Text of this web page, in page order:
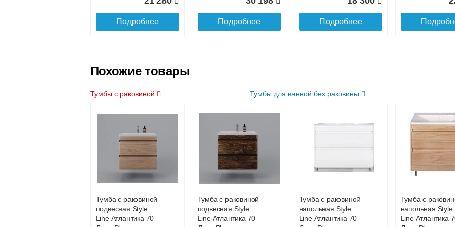
Подробнее Подробнее Подробнее
Раковина
мебельная Style
Line ESTETUS
Даллас 1500x482
22 500
Подробнее
Шкаф-пенал
напольный Style
Line Даллас 30
Люкс Plusс с
корзиной, серый
21 150
Подробнее
мебельная Style
Даллас 1500x482
22 500
Подробнее
Тумба для
комплекта Style
Line Даллас Леон
120 Люкс Plus
Белая
Похожие товары
Тумбы с раковиной Тумбы для ванной без раковины
Тумба с раковиной
подвесная Style
Line Атлантика 70
Тумба с раковиной
подвесная Style
Line Атлантика 70
Тумба с раковиной
напольная Style
Line Атлантика 70
Тумба с
напольная Style
Line Атлантика